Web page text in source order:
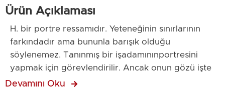
Ürün Açıklaması
H. bir portre ressamıdır. Yeteneğinin sınırlarının
farkındadır ama bununla barışık olduğu
söylenemez. Tanınmış bir işadamınınportresini
yapmak için görevlendirilir. Ancak onun gözü işte
değil oynaştadır. Portre bir türlü istediği sonucu
Devamını Oku